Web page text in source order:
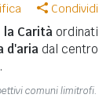
Condividi
la Carità ordinati
d'aria dal centro
comuni limitrofi.